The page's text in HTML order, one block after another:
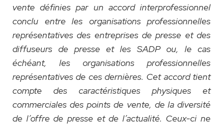
vente définies par un accord interprofessionnel
conclu entre les organisations professionnelles
représentatives des entreprises de presse et des
diffuseurs de presse et les SADP ou, le cas
échéant, les organisations professionnelles
représentatives de ces dernières. Cet accord tient
compte des caractéristiques physiques et
commerciales des points de vente, de la diversité
de l’offre de presse et de l’actualité. Ceux-ci ne